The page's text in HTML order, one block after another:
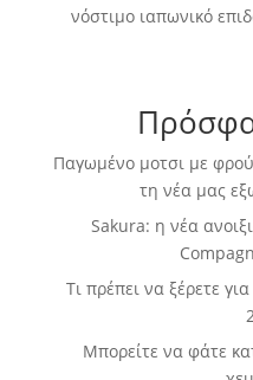
νόστιμο ιαπωνικό
Παγωμένο μοτσι με
τη νέα μας
Sakura: η νέα
Τι πρέπει να ξέρετε
Μπορείτε να φάτε